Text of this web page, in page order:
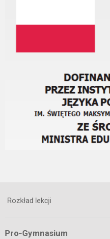
Rozkład lekcji
Pro-Gymnasium